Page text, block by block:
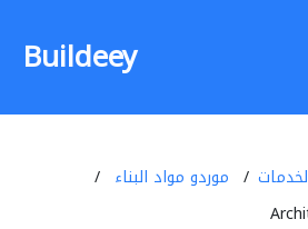
Buildeey
موردو مواد البناء